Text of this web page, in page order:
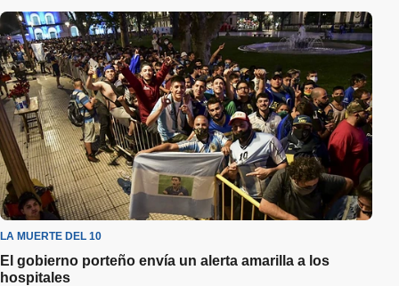
LA MUERTE DEL 10
El gobierno porteño envía un alerta amarilla a los
hospitales